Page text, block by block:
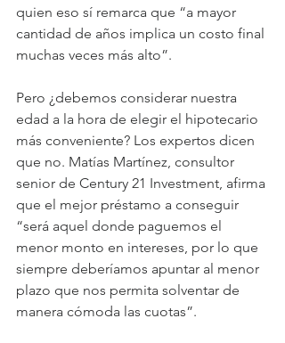
quien eso sí remarca que “a mayor
cantidad de años implica un costo final
muchas veces más alto”.
Pero ¿debemos considerar nuestra
edad a la hora de elegir el hipotecario
más conveniente? Los expertos dicen
que no. Matías Martínez, consultor
senior de Century 21 Investment, afirma
que el mejor préstamo a conseguir
“será aquel donde paguemos el
menor monto en intereses, por lo que
siempre deberíamos apuntar al menor
plazo que nos permita solventar de
manera cómoda las cuotas”.